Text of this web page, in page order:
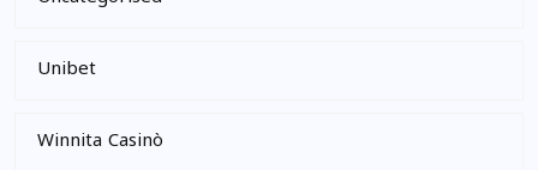
Unibet
Winnita Casinò